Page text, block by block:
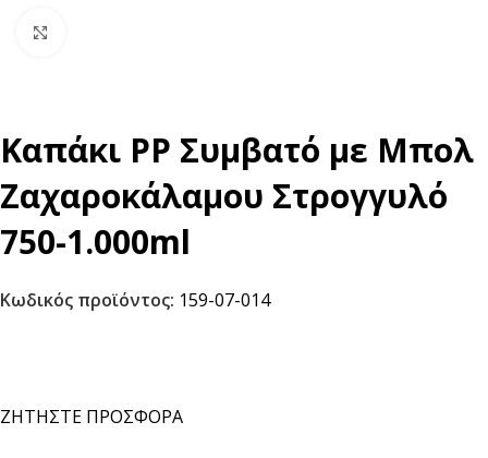
Καπάκι PP Συμβατό με Μπολ
Ζαχαροκάλαμου Στρογγυλό
750-1.000ml
Κωδικός προϊόντος: 159-07-014
ΖΗΤΗΣΤΕ ΠΡΟΣΦΟΡΑ